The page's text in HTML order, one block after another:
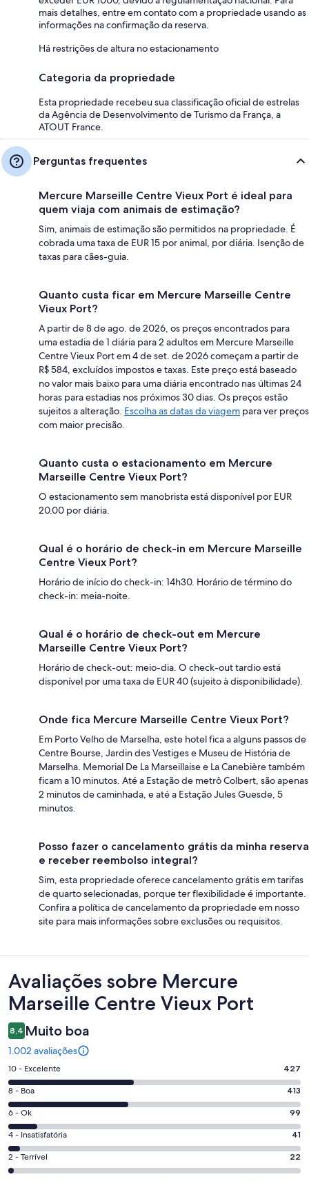
mais detalhes, entre em contato com a propriedade usando as
informações na confirmação da reserva.
Há restrições de altura no estacionamento
Categoria da propriedade
Esta propriedade recebeu sua classificação oficial de estrelas
da Agência de Desenvolvimento de Turismo da França, a
ATOUT France.
Perguntas frequentes
Mercure Marseille Centre Vieux Port é ideal para
quem viaja com animais de estimação?
Sim, animais de estimação são permitidos na propriedade. É
cobrada uma taxa de EUR 15 por animal, por diária. Isenção de
taxas para cães-guia.
Quanto custa ficar em Mercure Marseille Centre
Vieux Port?
A partir de 8 de ago. de 2026, os preços encontrados para
uma estadia de 1 diária para 2 adultos em Mercure Marseille
Centre Vieux Port em 4 de set. de 2026 começam a partir de
R$ 584, excluídos impostos e taxas. Este preço está baseado
no valor mais baixo para uma diária encontrado nas últimas 24
horas para estadias nos próximos 30 dias. Os preços estão
sujeitos a alteração. Escolha as datas da viagem para ver preços
com maior precisão.
Quanto custa o estacionamento em Mercure
Marseille Centre Vieux Port?
O estacionamento sem manobrista está disponível por EUR
20.00 por diária.
Qual é o horário de check-in em Mercure Marseille
Centre Vieux Port?
Horário de início do check-in: 14h30. Horário de término do
check-in: meia-noite.
Qual é o horário de check-out em Mercure
Marseille Centre Vieux Port?
Horário de check-out: meio-dia. O check-out tardio está
disponível por uma taxa de EUR 40 (sujeito à disponibilidade).
Onde fica Mercure Marseille Centre Vieux Port?
Em Porto Velho de Marselha, este hotel fica a alguns passos de
Centre Bourse, Jardin des Vestiges e Museu de História de
Marselha. Memorial De La Marseillaise e La Canebière também
ficam a 10 minutos. Até a Estação de metrô Colbert, são apenas
2 minutos de caminhada, e até a Estação Jules Guesde, 5
minutos.
Posso fazer o cancelamento grátis da minha reserva
e receber reembolso integral?
Sim, esta propriedade oferece cancelamento grátis em tarifas
de quarto selecionadas, porque ter flexibilidade é importante.
Confira a política de cancelamento da propriedade em nosso
site para mais informações sobre exclusões ou requisitos.
Avaliações
Avaliações sobre Mercure
Marseille Centre Vieux Port
8,4 Muito boa
1.002 avaliações
Nota
10
-
Excelente.
427
de
1002
avaliações
10 - Excelente 427
Nota
8
-
Boa.
413
de
8 - Boa 413
Nota
6
-
Ok.
99
6 - Ok 99
Nota
4
-
4 - Insatisfatória 41
Nota
2
2 - Terrível 22